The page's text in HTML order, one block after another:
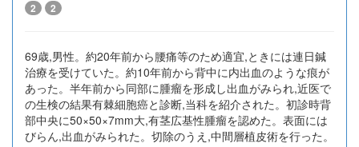
2 2
69歳,男性。約20年前から腰痛等のため適宜,ときには連日鍼
治療を受けていた。約10年前から背中に内出血のような痕が
あった。半年前から同部に腫瘤を形成し出血がみられ,近医で
の生検の結果有棘細胞癌と診断,当科を紹介された。初診時背
部中央に50×50×7mm大,有茎広基性腫瘤を認めた。表面には
びらん,出血がみられた。切除のうえ,中間層植皮術を行った。